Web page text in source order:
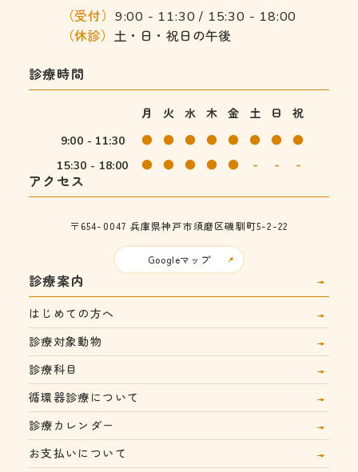
（受付） 9:00 - 11:30 / 15:30 - 18:00
（休診） 土・日・祝日の午後
診療時間
月 火 水 木 金 土 日 祝
9:00 - 11:30 ● ● ● ● ● ● ● ●
15:30 - 18:00 ● ● ● ● ● - - -
アクセス
〒654-0047 兵庫県神戸市須磨区磯馴町5-2-22
Googleマップ
診療案内
はじめての方へ
診療対象動物
診療科目
循環器診療について
診療カレンダー
お支払いについて